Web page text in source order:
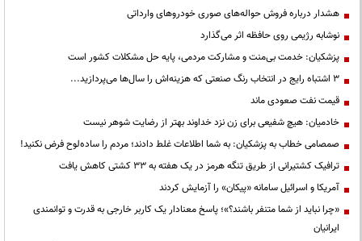
هشدار درباره فروش حواله‌های صوری خودروهای وارداتی
نوشابه رژیمی روی حافظه اثر می‌گذارد
پزشکیان: خدمت بی‌منت و مشارکت مردمی، پایه حل مشکلات کشور است
3 اشتباه رایج در انتخاب رنگ صنعتی که هزینه‌اش را سال‌ها می‌پردازید...
قیمت نفت صعودی ماند
خادمیان: هیچ شفیعی برای زن نزد خداوند بهتر از رضایت شوهر نیست
صمصامی خطاب به پزشکیان: به شما اطلاعات غلط دادند؛ مردم را ساده‌لوح فرض نکنید!
ترافیک کشتیرانی از طریق تنگه هرمز در یک هفته به ۳۳ کشتی کاهش یافت
آمریکا و اسرائیل سامانه «پیکان» را آزمایش کردند
«چرا نباید از شما متنفر باشند؟»؛ پاسخ معنادار یک کاربر خارجی به قدرت و توانمندی
ایرانیان